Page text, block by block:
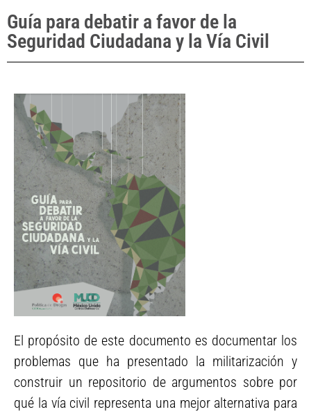
Guía para debatir a favor de la
Seguridad Ciudadana y la Vía Civil
El propósito de este documento es documentar los
problemas que ha presentado la militarización y
construir un repositorio de argumentos sobre por
qué la vía civil representa una mejor alternativa para